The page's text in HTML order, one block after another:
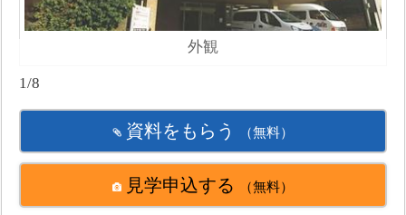
外観
1/8
資料をもらう （無料）
見学申込する （無料）